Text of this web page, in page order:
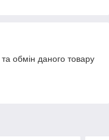
обмін даного товару